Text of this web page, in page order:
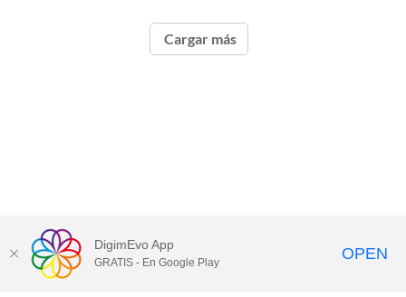
Cargar más
DigimEvo App
GRATIS - En Google Play OPEN